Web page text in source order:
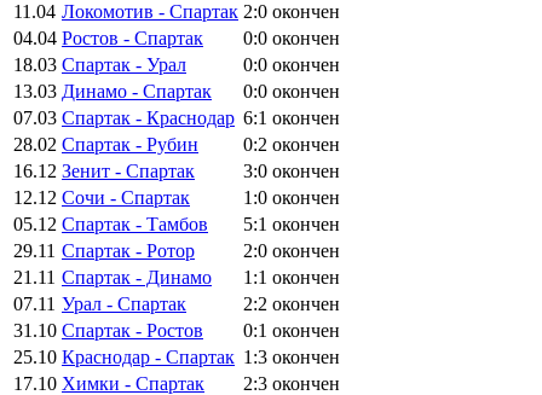
11.04 Локомотив - Спартак 2:0 окончен
04.04 Ростов - Спартак 0:0 окончен
18.03 Спартак - Урал 0:0 окончен
13.03 Динамо - Спартак 0:0 окончен
07.03 Спартак - Краснодар 6:1 окончен
28.02 Спартак - Рубин 0:2 окончен
16.12 Зенит - Спартак 3:0 окончен
12.12 Сочи - Спартак 1:0 окончен
05.12 Спартак - Тамбов 5:1 окончен
29.11 Спартак - Ротор 2:0 окончен
21.11 Спартак - Динамо 1:1 окончен
07.11 Урал - Спартак 2:2 окончен
31.10 Спартак - Ростов 0:1 окончен
25.10 Краснодар - Спартак 1:3 окончен
17.10 Химки - Спартак 2:3 окончен